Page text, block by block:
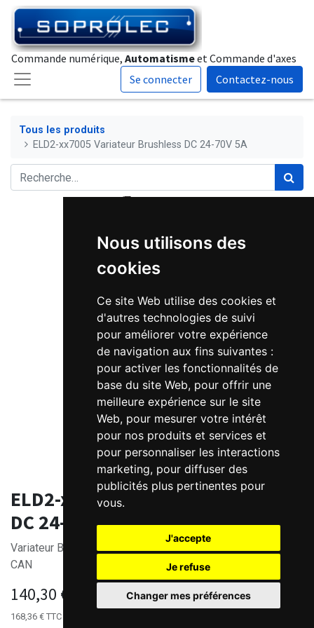
Nous utilisons des
cookies
Ce site Web utilise des cookies et
d'autres technologies de suivi
pour améliorer votre expérience
de navigation aux fins suivantes :
pour activer les fonctionnalités de
base du site Web, pour offrir une
meilleure expérience sur le site
Web, pour mesurer votre intérêt
pour nos produits et services et
pour personnaliser les interactions
marketing, pour diffuser des
publicités plus pertinentes pour
vous.
J'accepte
Je refuse
Changer mes préférences
Commande numérique, Automatismeet Commande d'axes
Se connecter
Contactez-nous
Tous les produits
ELD2-xx7005 Variateur Brushless DC 24-70V 5A
ELD2-xx7005 Variateur Brushless
DC 24-70V 5A
Variateur Brushless DC 24-70V 5A - RS485/Pulses+Dir, ou
CAN
140,30 €
168,36 € TTC